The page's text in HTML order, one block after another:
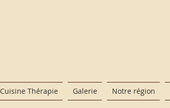
Cuisine Thérapie Galerie Notre région